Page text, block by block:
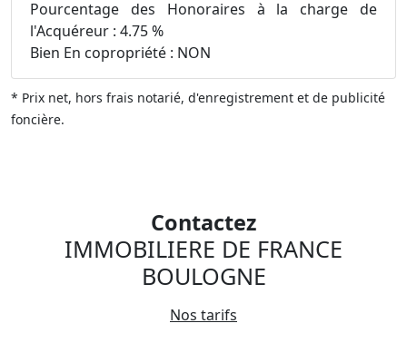
Pourcentage des Honoraires à la charge de
l'Acquéreur : 4.75 %
Bien En copropriété : NON
* Prix net, hors frais notarié, d'enregistrement et de publicité
foncière.
Contactez
IMMOBILIERE DE FRANCE
BOULOGNE
Nos tarifs